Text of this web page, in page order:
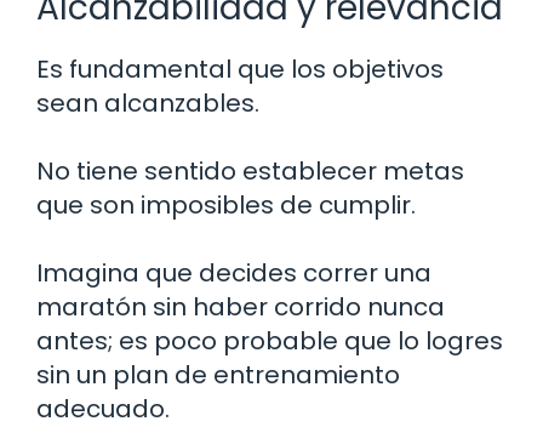
Es fundamental que los objetivos
sean alcanzables.
No tiene sentido establecer metas
que son imposibles de cumplir.
Imagina que decides correr una
maratón sin haber corrido nunca
antes; es poco probable que lo logres
sin un plan de entrenamiento
adecuado.